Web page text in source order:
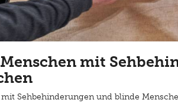
mit
Sehbehinderungen und blinde